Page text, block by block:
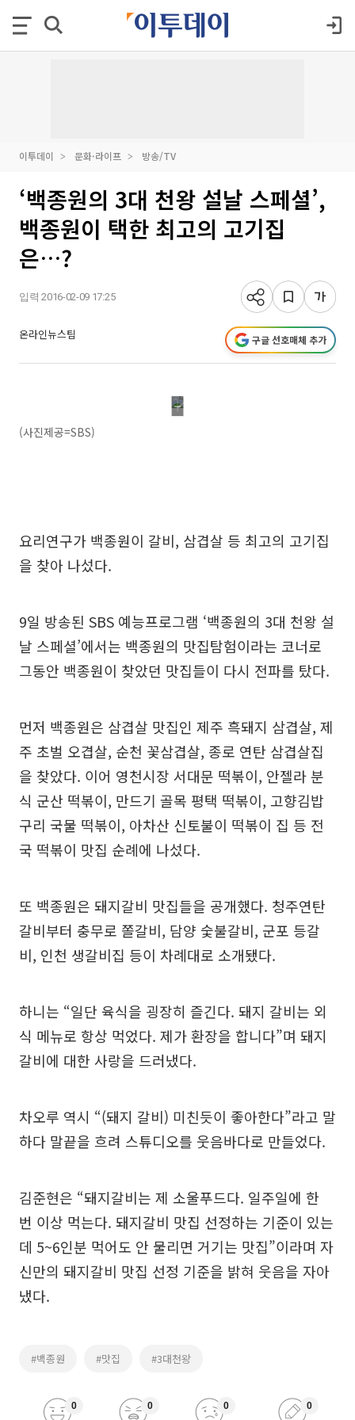
이투데이 문화·라이프 방송/TV
‘백종원의 3대 천왕 설날 스페셜’,
백종원이 택한 최고의 고기집
은…?
입력 2016-02-09 17:25
온라인뉴스팀 구글 선호매체 추가
(사진제공=SBS)
요리연구가 백종원이 갈비, 삼겹살 등 최고의 고기집
을 찾아 나섰다.
9일 방송된 SBS 예능프로그램 ‘백종원의 3대 천왕 설
날 스페셜’에서는 백종원의 맛집탐험이라는 코너로
그동안 백종원이 찾았던 맛집들이 다시 전파를 탔다.
먼저 백종원은 삼겹살 맛집인 제주 흑돼지 삼겹살, 제
주 초벌 오겹살, 순천 꽃삼겹살, 종로 연탄 삼겹살집
을 찾았다. 이어 영천시장 서대문 떡볶이, 안젤라 분
식 군산 떡볶이, 만드기 골목 평택 떡볶이, 고향김밥
구리 국물 떡볶이, 아차산 신토불이 떡볶이 집 등 전
국 떡볶이 맛집 순례에 나섰다.
또 백종원은 돼지갈비 맛집들을 공개했다. 청주연탄
갈비부터 충무로 쫄갈비, 담양 숯불갈비, 군포 등갈
비, 인천 생갈비집 등이 차례대로 소개됐다.
하니는 “일단 육식을 굉장히 즐긴다. 돼지 갈비는 외
식 메뉴로 항상 먹었다. 제가 환장을 합니다”며 돼지
갈비에 대한 사랑을 드러냈다.
차오루 역시 “(돼지 갈비) 미친듯이 좋아한다”라고 말
하다 말끝을 흐려 스튜디오를 웃음바다로 만들었다.
김준현은 “돼지갈비는 제 소울푸드다. 일주일에 한
번 이상 먹는다. 돼지갈비 맛집 선정하는 기준이 있는
데 5~6인분 먹어도 안 물리면 거기는 맛집”이라며 자
신만의 돼지갈비 맛집 선정 기준을 밝혀 웃음을 자아
냈다.
#백종원 #맛집 #3대천왕
0 0 0 0